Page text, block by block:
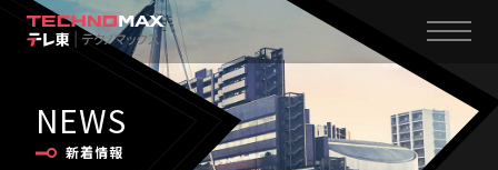
NEWS
新着情報